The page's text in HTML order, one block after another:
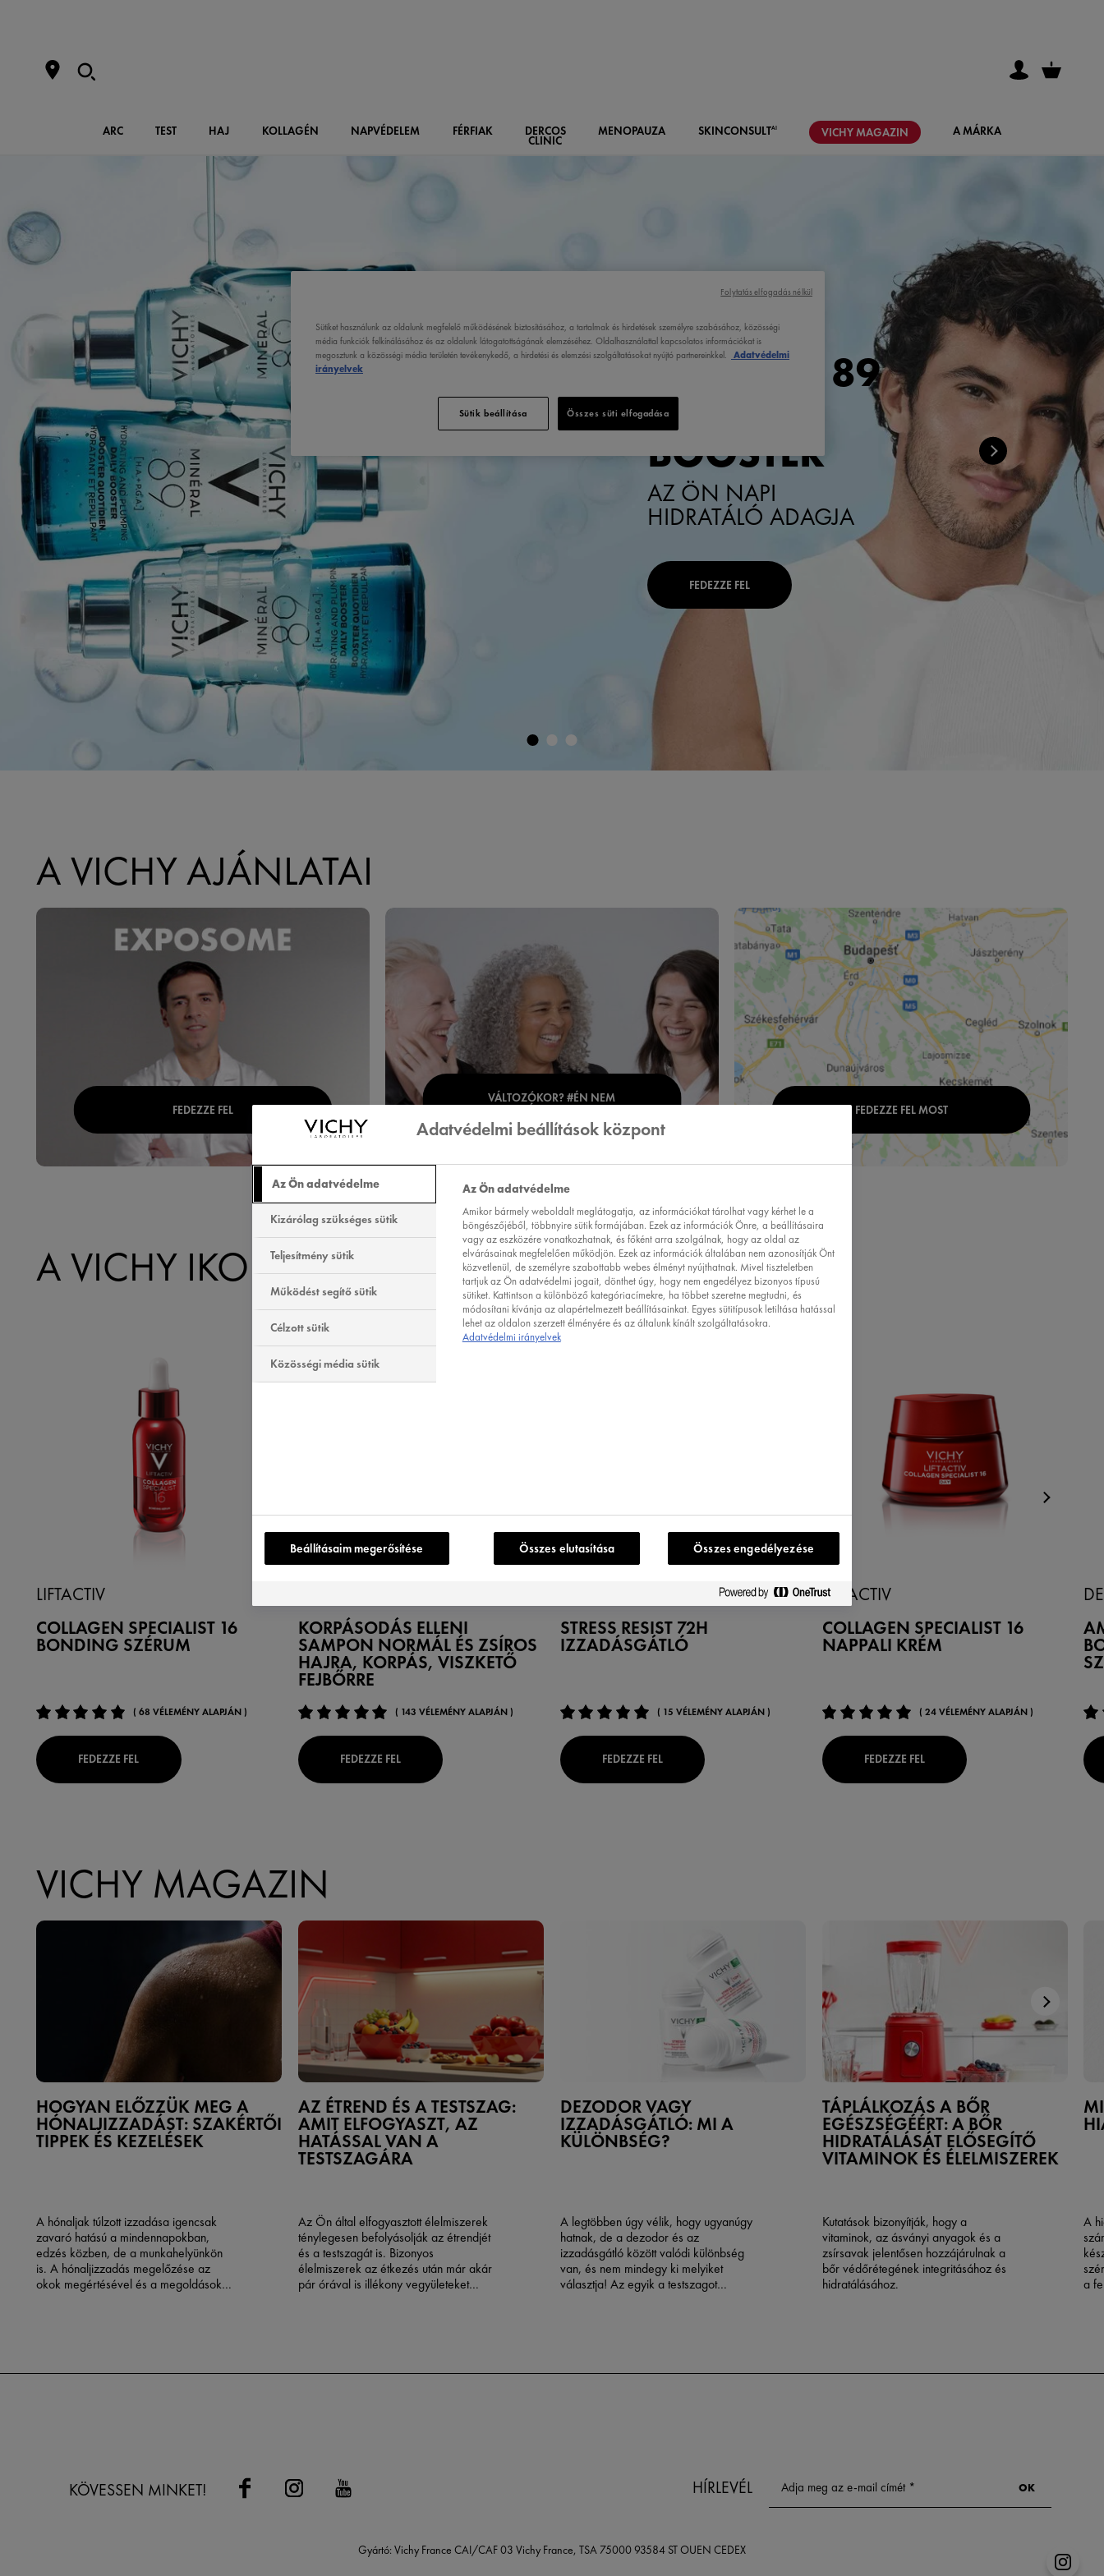
ARC TEST HAJ KOLLAGÉN NAPVÉDELEM FÉRFIAK DERCOS
CLINIC
MENOPAUZA SKINCONSULTAI VICHYMAGAZIN A MÁRKA
INNOVÁCIÓ
MINÉRAL 89
NAPI
BOOSTER
AZ ÖN NAPI
HIDRATÁLÓ ADAGJA
FEDEZZE FEL
A VICHY AJÁNLATAI
FEDEZZE FEL
VÁLTOZÓKOR? #ÉN NEM
VÁLTOZOM!
FEDEZZE FEL MOST
A VICHY IKONIKUS TERMÉKEI
LIFTACTIV
COLLAGEN SPECIALIST 16
BONDING SZÉRUM
( 68 VÉLEMÉNY ALAPJÁN )
FEDEZZE FEL
KORPÁSODÁS ELLENI
SAMPON NORMÁL ÉS ZSÍROS
HAJRA, KORPÁS, VISZKETŐ
FEJBŐRRE
( 143 VÉLEMÉNY ALAPJÁN )
FEDEZZE FEL
STRESS RESIST 72H
IZZADÁSGÁTLÓ
( 15 VÉLEMÉNY ALAPJÁN )
FEDEZZE FEL
LIFTACTIV
COLLAGEN SPECIALIST 16
NAPPALI KRÉM
( 24 VÉLEMÉNY ALAPJÁN )
FEDEZZE FEL
VICHY MAGAZIN
HOGYAN ELŐZZÜK MEG A
HÓNALJIZZADÁST: SZAKÉRTŐI
TIPPEK ÉS KEZELÉSEK
A hónaljak túlzott izzadása igencsak
zavaró hatású a mindennapokban,
edzés közben, de a munkahelyünkön
is. A hónaljizzadás megelőzése az
okok megértésével és a megoldások
AZ ÉTREND ÉS A TESTSZAG:
AMIT ELFOGYASZT, AZ
HATÁSSAL VAN A
TESTSZAGÁRA
Az Ön által elfogyasztott élelmiszerek
ténylegesen befolyásolják az étrendjét
és a testszagát is. Bizonyos
élelmiszerek az étkezés után már akár
pár órával is illékony vegyületeket
rutinunkig.
DEZODOR VAGY
IZZADÁSGÁTLÓ: MI A
KÜLÖNBSÉG?
A legtöbben úgy vélik, hogy ugyanúgy
hatnak, de a dezodor és az
izzadásgátló között valódi különbség
van, és nem mindegy ki melyiket
választja! Az egyik a testszagot
segítségére lesz a választásban: a
TÁPLÁLKOZÁS A BŐR
EGÉSZSÉGÉÉRT: A BŐR
HIDRATÁLÁSÁT ELŐSEGÍTŐ
VITAMINOK ÉS ÉLELMISZEREK
Kutatások bizonyítják, hogy a
vitaminok, az ásványi anyagok és a
zsírsavak jelentősen hozzájárulnak a
bőr védőrétegének integritásához és
hidratálásához.
A
a
HÍRLEVÉL
KÖVESSEN MINKET!
Gyártó: Vichy France CAI/CAF 03 Vichy France, TSA 75000 93584 ST OUEN CEDEX
Sütiket használunk az oldalunk megfelelő működésének biztosításához, a tartalmak és hirdetések személyre szabásához, közösségi
média funkciók felkínálásához és az oldalunk látogatottságának elemzéséhez. Oldalhasználattal kapcsolatos információkat is
megosztunk a közösségi média területén tevékenykedő, a hirdetési és elemzési szolgáltatásokat nyújtó partnereinkkel.
Adatvédelmi
irányelvek
Sütik beállítása Összes süti elfogadása
Folytatás elfogadás nélkül
Adatvédelmi beállítások központ
Az Ön adatvédelme
Kizárólag szükséges sütik
Teljesítmény sütik
Működést segítő sütik
Célzott sütik
Közösségi média sütik
Az Ön adatvédelme
Amikor bármely weboldalt meglátogatja, az információkat tárolhat vagy kérhet le a
böngészőjéből, többnyire sütik formájában. Ezek az információk Önre, a beállításaira
vagy az eszközére vonatkozhatnak, és főként arra szolgálnak, hogy az oldal az
elvárásainak megfelelően működjön. Ezek az információk általában nem azonosítják Önt
közvetlenül, de személyre szabottabb webes élményt nyújthatnak. Mivel tiszteletben
tartjuk az Ön adatvédelmi jogait, dönthet úgy, hogy nem engedélyez bizonyos típusú
sütiket. Kattintson a különböző kategóriacímekre, ha többet szeretne megtudni, és
módosítani kívánja az alapértelmezett beállításainkat. Egyes sütitípusok letiltása hatással
lehet az oldalon szerzett élményére és az általunk kínált szolgáltatásokra.
Adatvédelmi irányelvek
Beállításaim megerősítése Összes elutasítása Összes engedélyezése